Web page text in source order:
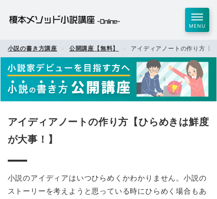
MENU
小説の書き方講座 公開講座【無料】 アイディアノートの作り方【
アイディアノートの作り方【ひらめきは鮮度
が大事！】
小説のアイディアはいつひらめくかわかりません。小説の
ストーリーを考えようと思っている時にひらめく場合もあ